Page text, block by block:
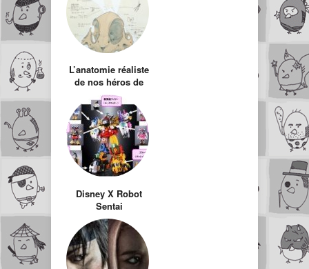
L’anatomie réaliste
de nos héros de
cartoon
Disney X Robot
Sentai